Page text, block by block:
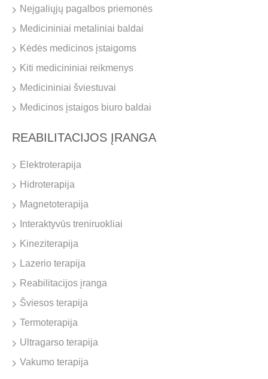
Neįgaliųjų pagalbos priemonės
Medicininiai metaliniai baldai
Kėdės medicinos įstaigoms
Kiti medicininiai reikmenys
Medicininiai šviestuvai
Medicinos įstaigos biuro baldai
REABILITACIJOS ĮRANGA
Elektroterapija
Hidroterapija
Magnetoterapija
Interaktyvūs treniruokliai
Kineziterapija
Lazerio terapija
Reabilitacijos įranga
Šviesos terapija
Termoterapija
Ultragarso terapija
Vakumo terapija